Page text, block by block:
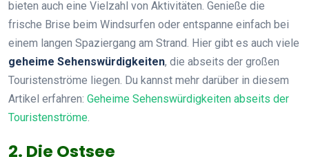
bieten auch eine Vielzahl von Aktivitäten. Genieße die
frische Brise beim Windsurfen oder entspanne einfach bei
einem langen Spaziergang am Strand. Hier gibt es auch viele
geheime Sehenswürdigkeiten, die abseits der großen
Touristenströme liegen. Du kannst mehr darüber in diesem
Artikel erfahren: Geheime Sehenswürdigkeiten abseits der
Touristenströme
2. Die Ostsee